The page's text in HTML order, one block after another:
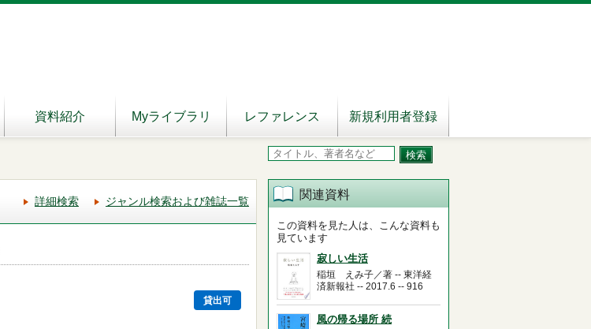
資料紹介 Myライブラリ レファレンス 新規利用者登録
詳細検索 ジャンル検索および雑誌一覧
貸出可
関連資料
この資料を見た人は、こんな資料も
見ています
寂しい生活
稲垣 えみ子／著 -- 東洋経
済新報社 -- 2017.6 -- 916
風の帰る場所 続